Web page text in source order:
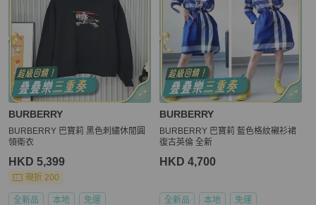
BURBERRY
BURBERRY 巴寶莉 黑色刺繡休閒圓
領衛衣
HKD 5,399
現折 200
全新品 本地 免運
BURBERRY
BURBERRY 巴寶莉 藍色格紋襯衫裙
復古英倫 全新
HKD 4,700
全新品 本地 免運